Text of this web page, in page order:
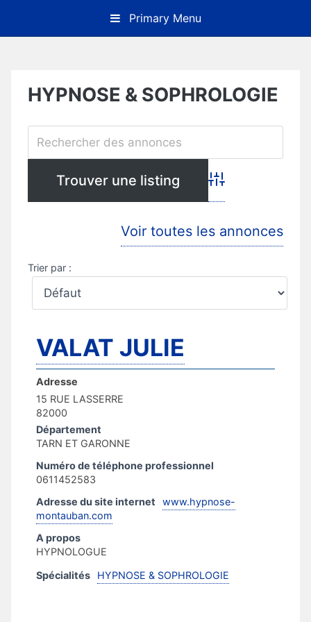
content
Primary Menu
HYPNOSE & SOPHROLOGIE
Advanced Search
Voir toutes les annonces
Trier par :
VALAT JULIE
Adresse
15 RUE LASSERRE
82000
Département
TARN ET GARONNE
Numéro de téléphone professionnel
0611452583
Adresse du site internet
www.hypnose-
montauban.com
A propos
HYPNOLOGUE
Spécialités HYPNOSE & SOPHROLOGIE